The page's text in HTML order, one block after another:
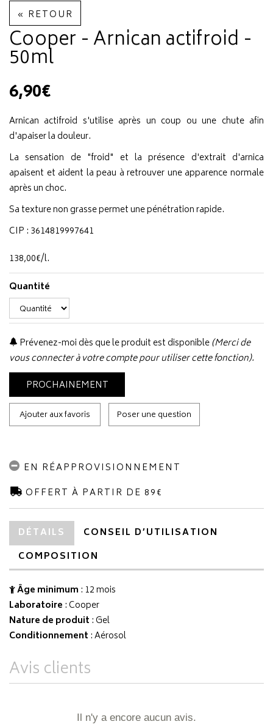
« RETOUR
Cooper - Arnican actifroid -
50ml
6,90€
Arnican actifroid s'utilise après un coup ou une chute afin
d'apaiser la douleur.
La sensation de "froid" et la présence d'extrait d'arnica
apaisent et aident la peau à retrouver une apparence normale
après un choc.
Sa texture non grasse permet une pénétration rapide.
CIP : 3614819997641
138,00€/l.
Quantité
Prévenez-moi dès que le produit est disponible(Merci de
vous connecter à votre compte pour utiliser cette fonction).
PROCHAINEMENT
Ajouter aux favoris Poser une question
EN RÉAPPROVISIONNEMENT
OFFERT À PARTIR DE 89€
DÉTAILS
CONSEIL D’UTILISATION
COMPOSITION
Âge minimum : 12 mois
Laboratoire :Cooper
Nature de produit : Gel
Conditionnement : Aérosol
Avis clients
Il n'y a encore aucun avis.